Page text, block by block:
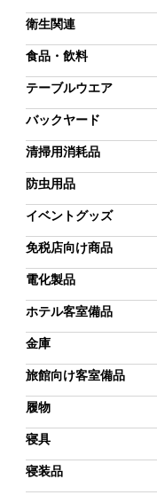
衛生関連
食品・飲料
テーブルウエア
バックヤード
清掃用消耗品
防虫用品
イベントグッズ
免税店向け商品
電化製品
ホテル客室備品
金庫
旅館向け客室備品
履物
寝具
寝装品